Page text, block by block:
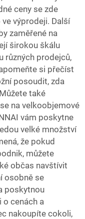
ceny se zde
výprodeji. Další
zaměřené na
širokou škálu
různých prodejců,
si přečíst
posoudit, zda
také
na velkoobjemové
vám poskytne
velké množství
že pokud
můžete
občas navštívit
osobně se
poskytnou
cenách a
nakoupíte cokoli,